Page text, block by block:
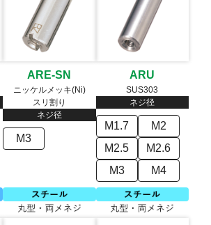
ARE-SN
ニッケルメッキ(Ni)
スリ割り
ネジ径
M3
ARU
SUS303
ネジ径
M1.7
M2
M2.5
M2.6
M3
M4